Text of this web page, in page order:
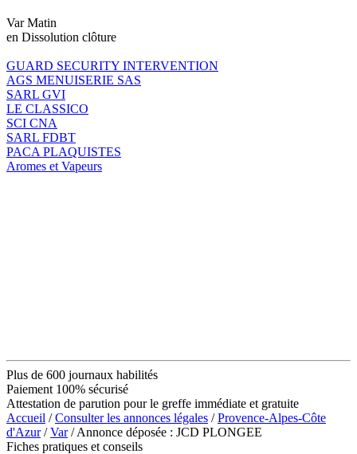
Var Matin
en Dissolution clôture
GUARD SECURITY INTERVENTION
AGS MENUISERIE SAS
SARL GVI
LE CLASSICO
SCI CNA
SARL FDBT
PACA PLAQUISTES
Aromes et Vapeurs
Plus de 600 journaux habilités
Paiement 100% sécurisé
Attestation de parution pour le greffe immédiate et gratuite
Accueil /Consulter les annonces légales /Provence-Alpes-Côte
d'Azur/Var/ Annonce déposée : JCD PLONGEE
Fiches pratiques et conseils